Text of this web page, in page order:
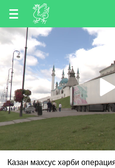
TT
RU
Казан махсус хәрби